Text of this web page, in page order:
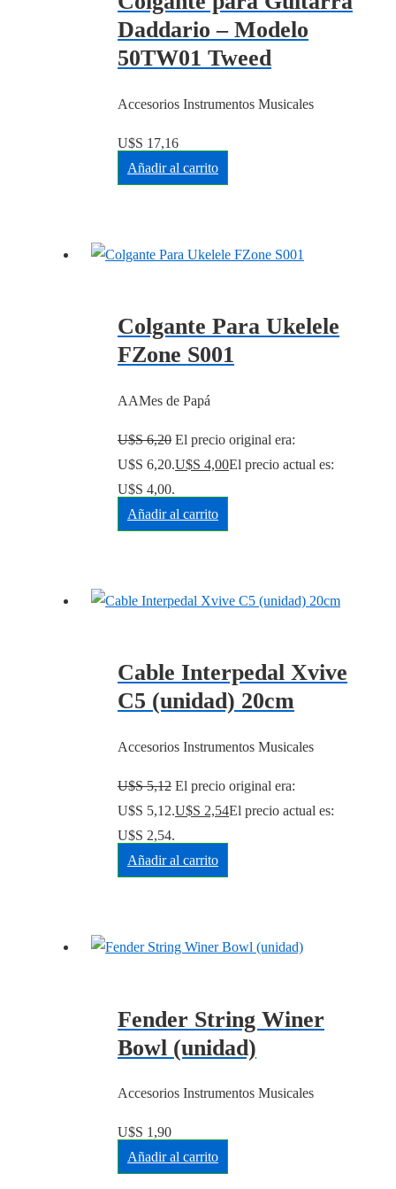
Daddario – Modelo
50TW01 Tweed
Accesorios Instrumentos Musicales
U$S 17,16
Añadir al carrito
Colgante Para Ukelele
FZone S001
AAMes de Papá
U$S6,20 El precio original era:
U$S 6,20.U$S 4,00El precio actual es:
U$S 4,00.
Añadir al carrito
Cable Interpedal Xvive
C5 (unidad) 20cm
Accesorios Instrumentos Musicales
U$S5,12 El precio original era:
U$S 5,12.U$S 2,54El precio actual es:
U$S 2,54.
Añadir al carrito
Fender String Winer
Bowl (unidad)
Accesorios Instrumentos Musicales
U$S 1,90
Añadir al carrito